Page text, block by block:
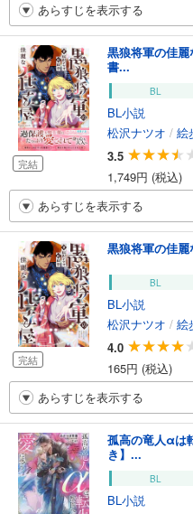
あらすじを表示する
完結
黒狼将軍の佳
書...
BL
BL小説
松沢ナツオ / 絵
3.5
1,749円 (税込)
あらすじを表示する
完結
黒狼将軍の佳麗
BL
BL小説
松沢ナツオ / 絵
4.0
165円 (税込)
あらすじを表示する
孤高の竜人αは
き】...
BL
BL小説